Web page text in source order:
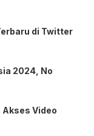
di Twitter
2024, No
Akses Video